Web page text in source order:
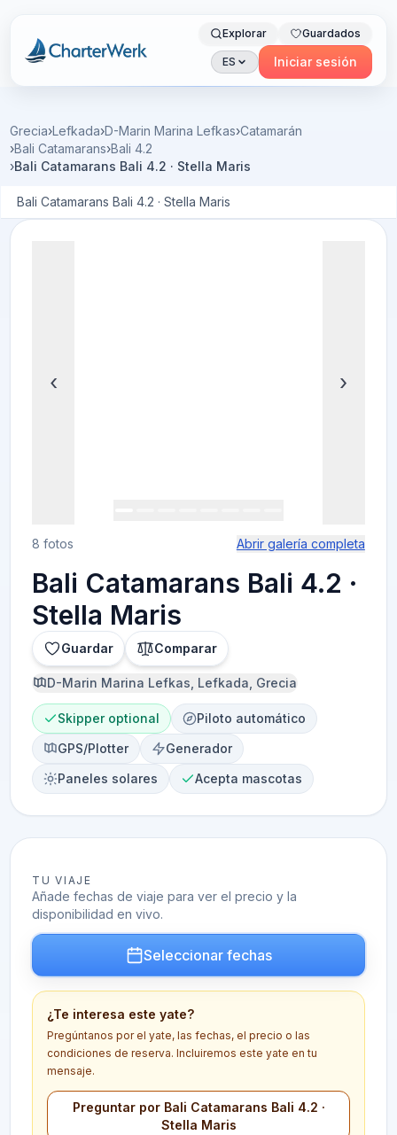
Charterwerk
Explorar Guardados
ES Iniciar sesión
Grecia›Lefkada›D-Marin Marina Lefkas›Catamarán
›Bali Catamarans›Bali 4.2
›Bali Catamarans Bali 4.2 · Stella Maris
Bali Catamarans Bali 4.2 · Stella Maris
‹ ›
8 fotos Abrir galería completa
Bali Catamarans Bali 4.2 ·
Stella Maris
Guardar Comparar
D-Marin Marina Lefkas, Lefkada, Grecia
Skipper optional
Piloto automático
GPS/Plotter
Generador
Paneles solares
Acepta mascotas
TU VIAJE
Añade fechas de viaje para ver el precio y la
disponibilidad en vivo.
Seleccionar fechas
¿Te interesa este yate?
Pregúntanos por el yate, las fechas, el precio o las
condiciones de reserva. Incluiremos este yate en tu
mensaje.
Preguntar por Bali Catamarans Bali 4.2 ·
Stella Maris